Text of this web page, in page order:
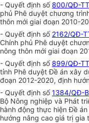
- Quyết định số800/QĐ-
phủ Phê duyệt chương
thôn mới giai đoạn 2010-
- Quyết định số 2162/QĐ-
Chính phủ Phê duyệt
nông thôn mới giai đoạn
- Quyết định số899/QĐ-
tỉnh Phê duyệt Đề án xây
đoạn 2012-2020, định
- Quyết định số1384/QĐ-
Bộ Nông nghiệp và Phát
hành động thực hiện Đề
hướng nâng cao giá trị gia